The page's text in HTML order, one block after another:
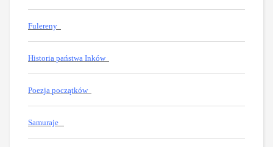
Fulereny
Historia państwa Inków
Poezja początków
Samuraje